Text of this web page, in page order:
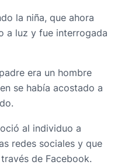
la niña, que ahora
a luz y fue interrogada
era un hombre
se había acostado a
al individuo a
redes sociales y que
de Facebook.